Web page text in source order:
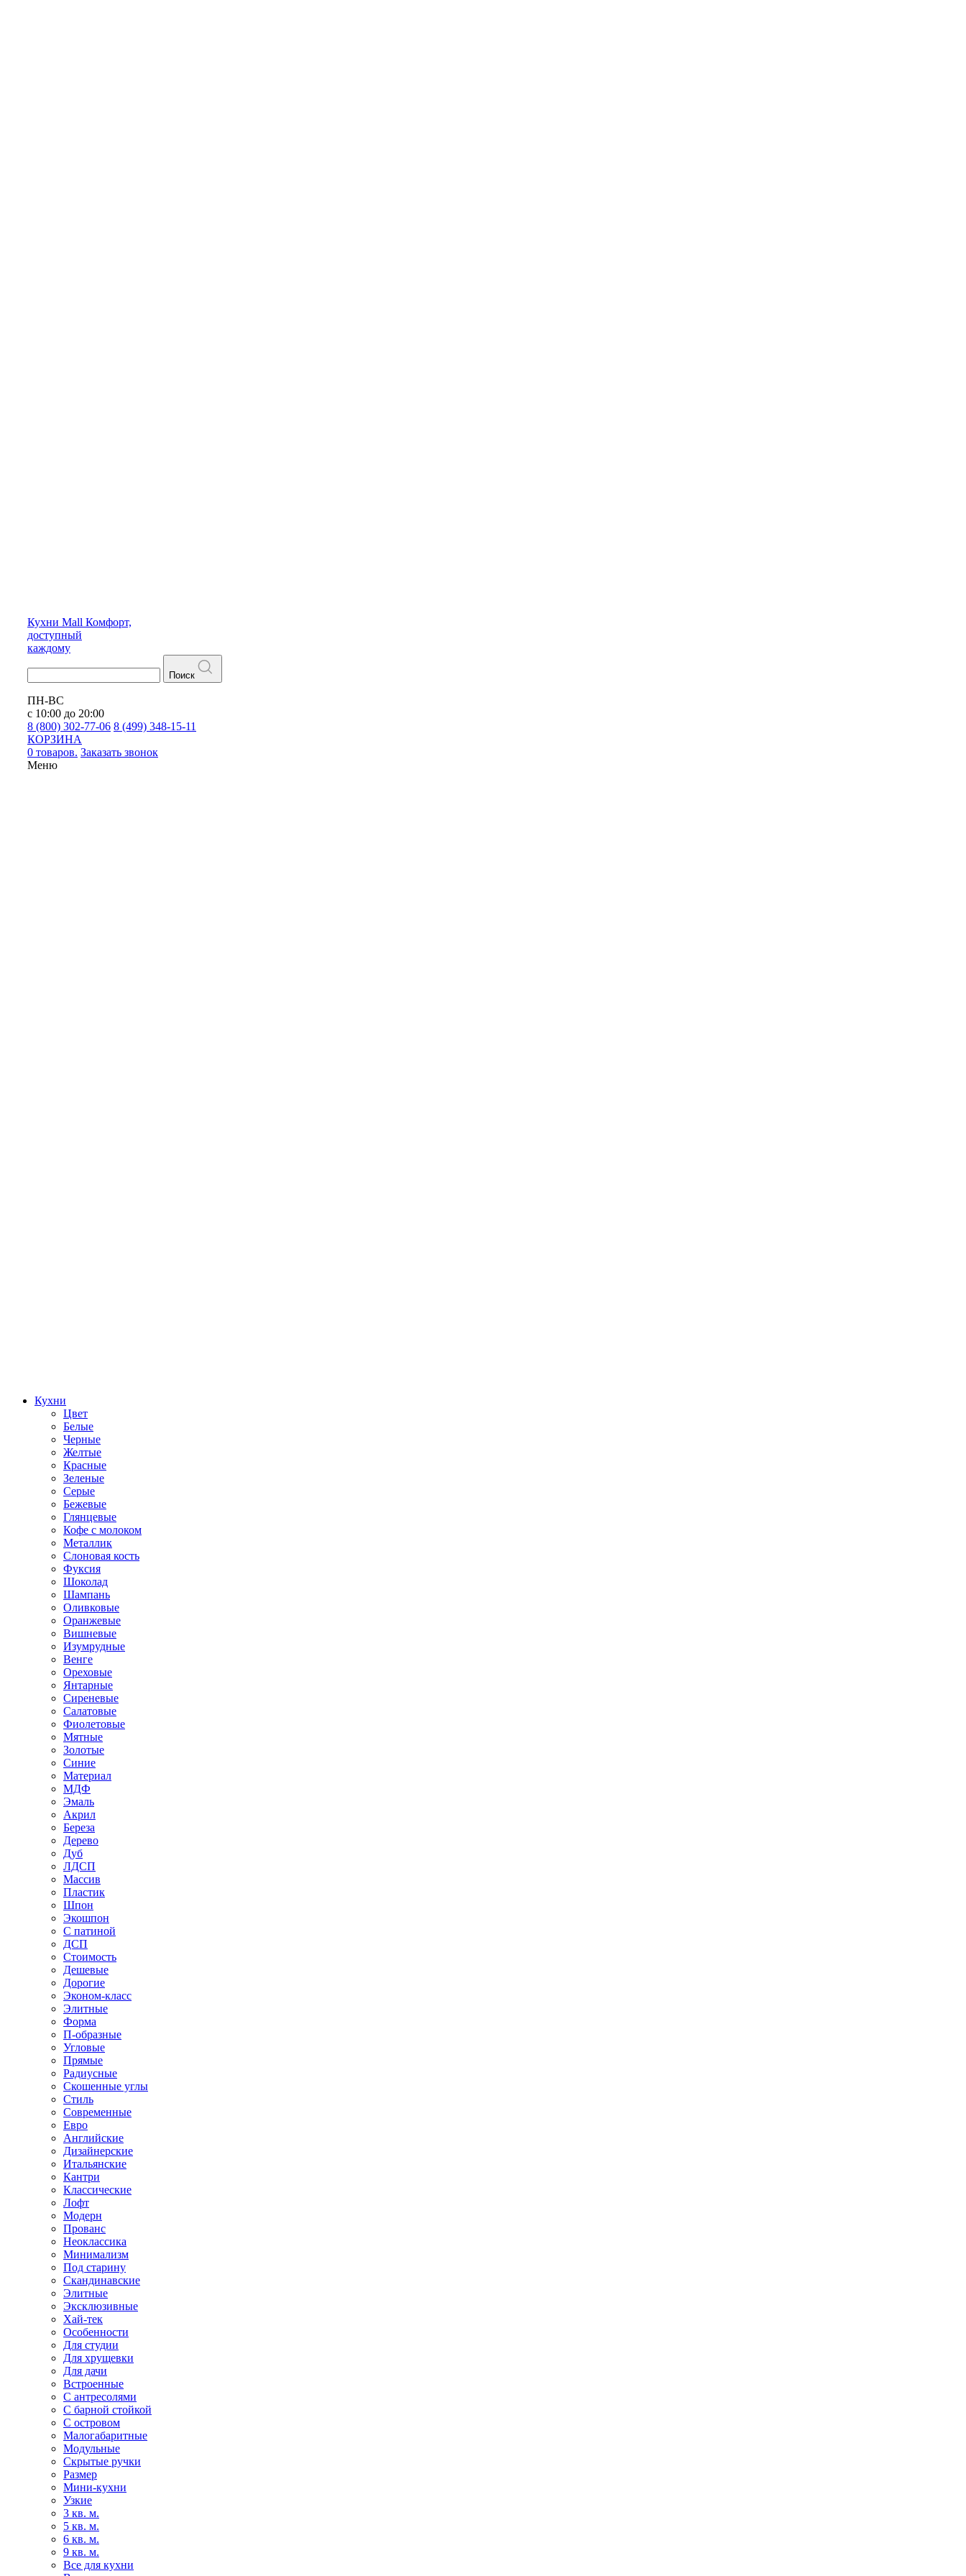
Кухни Mall Комфорт,
доступный
каждому
Поиск
ПН-ВС
с 10:00 до 20:00
8 (800) 302-77-06 8 (499) 348-15-11
КОРЗИНА
0 товаров. Заказать звонок
Меню
Кухни
Цвет
Белые
Черные
Желтые
Красные
Зеленые
Серые
Бежевые
Глянцевые
Кофе с молоком
Металлик
Слоновая кость
Фуксия
Шоколад
Шампань
Оливковые
Оранжевые
Вишневые
Изумрудные
Венге
Ореховые
Янтарные
Сиреневые
Салатовые
Фиолетовые
Мятные
Золотые
Синие
Материал
МДФ
Эмаль
Акрил
Береза
Дерево
Дуб
ЛДСП
Массив
Пластик
Шпон
Экошпон
С патиной
ДСП
Стоимость
Дешевые
Дорогие
Эконом-класс
Элитные
Форма
П-образные
Угловые
Прямые
Радиусные
Скошенные углы
Стиль
Современные
Евро
Английские
Дизайнерские
Итальянские
Кантри
Классические
Лофт
Модерн
Прованс
Неоклассика
Минимализм
Под старину
Скандинавские
Элитные
Эксклюзивные
Хай-тек
Особенности
Для студии
Для хрущевки
Для дачи
Встроенные
С антресолями
С барной стойкой
С островом
Малогабаритные
Модульные
Скрытые ручки
Размер
Мини-кухни
Узкие
3 кв. м.
5 кв. м.
6 кв. м.
9 кв. м.
Все для кухни